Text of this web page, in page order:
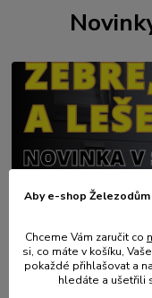
💥 Stali jsme se
lešení.
číst celé
Aby e-shop
Chceme Vám zaručit co
si, co máte v košíku,
pokaždé přihlašovat a
hledáte a ušetřili